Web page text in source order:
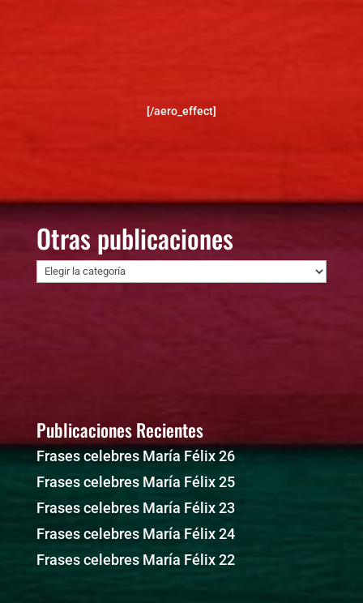
[/aero_effect]
Otras publicaciones
Otras
publicaciones
Publicaciones Recientes
Frases celebres María Félix 26
Frases celebres María Félix 25
Frases celebres María Félix 23
Frases celebres María Félix 24
Frases celebres María Félix 22